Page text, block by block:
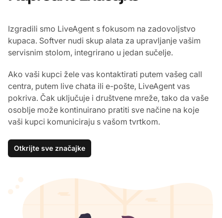
Izgradili smo LiveAgent s fokusom na zadovoljstvo
kupaca. Softver nudi skup alata za upravljanje vašim
servisnim stolom, integrirano u jedan sučelje.
Ako vaši kupci žele vas kontaktirati putem vašeg call
centra, putem live chata ili e-pošte, LiveAgent vas
pokriva. Čak uključuje i društvene mreže, tako da vaše
osoblje može kontinuirano pratiti sve načine na koje
vaši kupci komuniciraju s vašom tvrtkom.
Otkrijte sve značajke